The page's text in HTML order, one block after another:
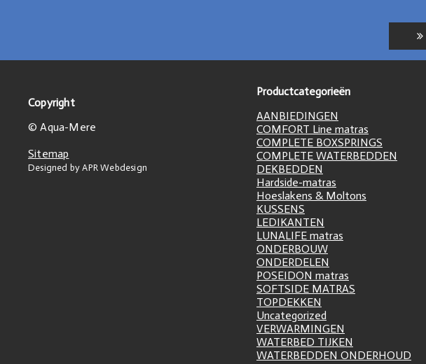
Copyright
© Aqua-Mere
Sitemap
Designed by APR Webdesign
Productcategorieën
AANBIEDINGEN
COMFORT Line matras
COMPLETE BOXSPRINGS
COMPLETE WATERBEDDEN
DEKBEDDEN
Hardside-matras
Hoeslakens & Moltons
KUSSENS
LEDIKANTEN
LUNALIFE matras
ONDERBOUW
ONDERDELEN
POSEIDON matras
SOFTSIDE MATRAS
TOPDEKKEN
Uncategorized
VERWARMINGEN
WATERBED TIJKEN
WATERBEDDEN ONDERHOUD